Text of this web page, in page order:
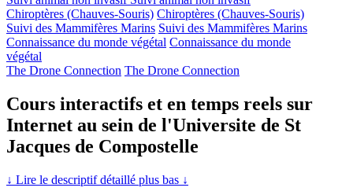
Chiroptères (Chauves-Souris) Chiroptères (Chauves-Souris)
Suivi des Mammifères Marins Suivi des Mammifères Marins
Connaissance du monde végétal Connaissance du monde
végétal
The Drone Connection The Drone Connection
Cours interactifs et en temps reels sur
Internet au sein de l'Universite de St
Jacques de Compostelle
↓ Lire le descriptif détaillé plus bas ↓